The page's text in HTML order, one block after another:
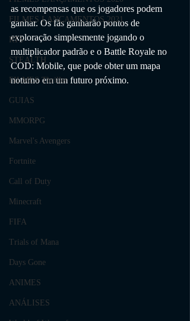
FILMES LANÇAMENTOS 2021
RTS
STEALTH
FILMES Thriller
GUIAS
MMORPG
Marvel's Avengers
Fortnite
Call of Duty
Minecraft
FIFA
Trials of Mana
Days Gone
ANIMES
ANÁLISES
as recompensas que os jogadores podem
ganhar. Os fãs ganharão pontos de
exploração simplesmente jogando o
multiplicador padrão e o Battle Royale no
COD: Mobile, que pode obter um mapa
noturno em um futuro próximo.